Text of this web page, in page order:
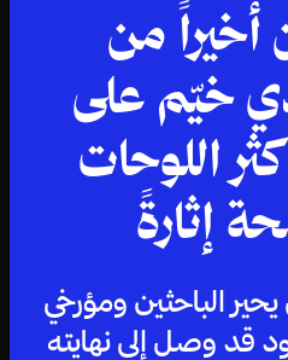
من
خيّم على
اللوحات
إثارةً
الباحثين ومؤرخي
قد وصل إلى نهايته